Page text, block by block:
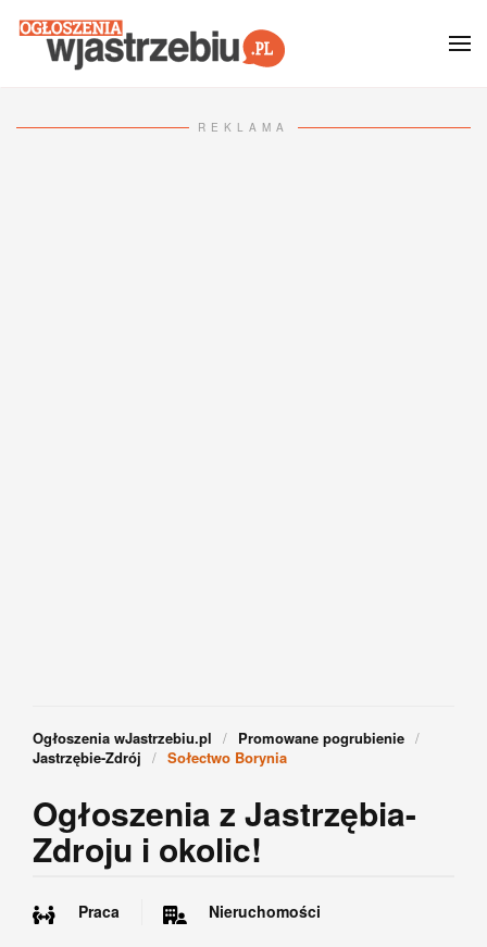
Przejdź do głównej treści
REKLAMA
Ogłoszenia wJastrzebiu.pl
Promowane pogrubienie
Jastrzębie-Zdrój
Sołectwo Borynia
Ogłoszenia z Jastrzębia-
Zdroju i okolic!
Praca Nieruchomości